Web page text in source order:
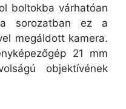
boltokba várhatóan
sorozatban ez a
megáldott kamera.
21 mm
objektívének